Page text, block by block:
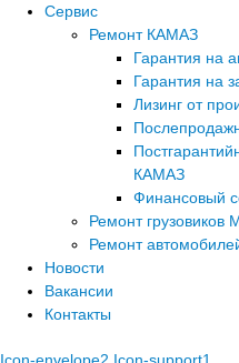
Сервис
Ремонт КАМАЗ
Гарантия на
Гарантия на
Лизинг от
КАМАЗ
Финансовый
Ремонт грузовиков
Ремонт
Новости
Вакансии
Контакты
Icon-envelope2 Icon-support1